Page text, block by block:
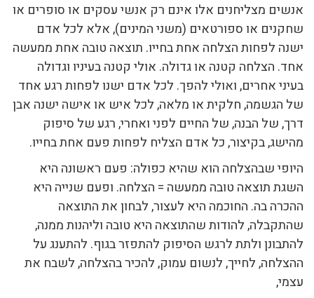
אנשים מצליחנים אלו אינם רק אנשי עסקים או סופרים או
שחקנים או ספורטאים (משני המינים), אלא לכל אדם
ישנה לפחות הצלחה אחת בחייו. תוצאה טובה אחת ממעשה
אחד. הצלחה קטנה או גדולה. אולי קטנה בעיניו וגדולה
בעיני אחרים, ואולי להפך. לכל אדם ישנו לפחות רגע אחד
של הגשמה, חלקית או מלאה, לכל איש או אישה ישנה אבן
דרך, של הבנה, של החיים לפני ואחרי, רגע של סיפוק
מהישג, בקיצור, כל אדם הצליח לפחות פעם אחת בחייו.
היופי שבהצלחה הוא שהיא כפולה: פעם ראשונה היא
השגת תוצאה טובה ממעשה = הצלחה. ופעם שנייה היא
ההכרה בה. החוכמה היא לעצור, לבחון את התוצאה
שהתקבלה, להודות שהתוצאה היא טובה וליהנות ממנה,
להתבונן ולתת לרגש הסיפוק להתפזר בגוף. להתענג על
ההצלחה, לחייך, לנשום עמוק, להכיר בהצלחה, לשבח את
עצמי,